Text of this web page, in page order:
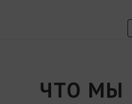
ЧТО МЫ